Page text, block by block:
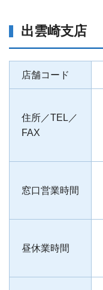
出雲崎支店
店舗コード
住所／TEL／
FAX
窓口営業時間
昼休業時間